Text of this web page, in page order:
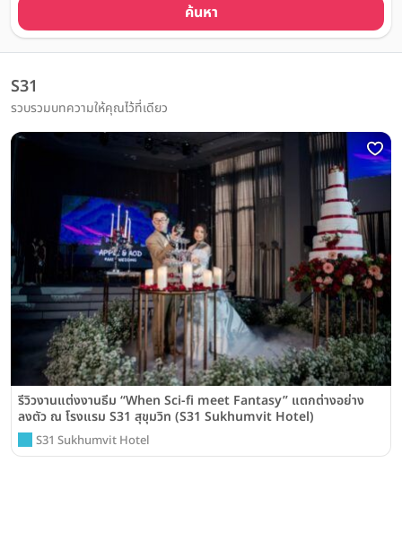
ค้นหา
S31
รวบรวมบทความให้คุณไว้ที่เดียว
รีวิวงานแต่งงานธีม “When Sci-fi meet Fantasy” แตกต่างอย่าง
ลงตัว ณ โรงแรม S31 สุขุมวิท (S31 Sukhumvit Hotel)
S31 Sukhumvit Hotel